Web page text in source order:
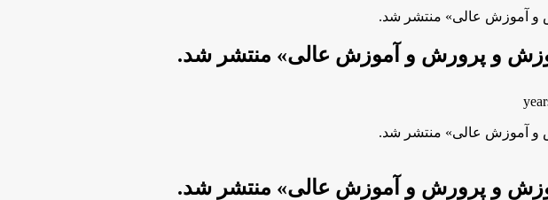
و آموزش عالی» منتشر شد.
و پرورش و آموزش عالی» منتشر شد.
و آموزش عالی» منتشر شد.
و پرورش و آموزش عالی» منتشر شد.